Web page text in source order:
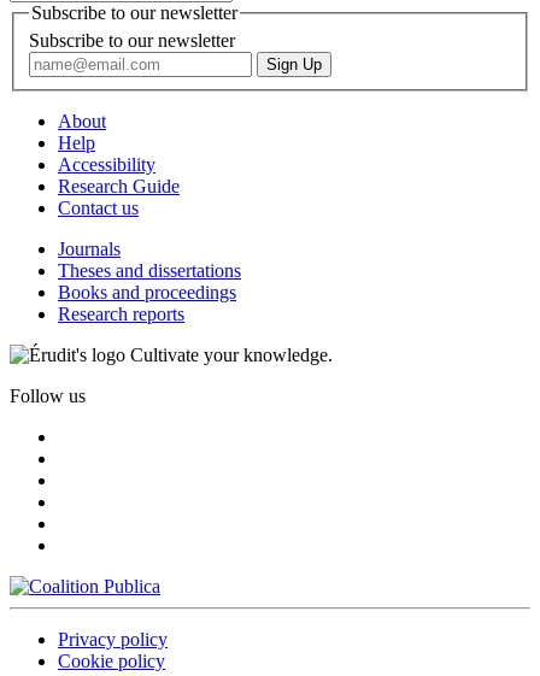
Subscribe to our newsletter
Subscribe to our newsletter
About
Help
Accessibility
Research Guide
Contact us
Journals
Theses and dissertations
Books and proceedings
Research reports
Cultivate your knowledge.
Follow us
Privacy policy
Cookie policy